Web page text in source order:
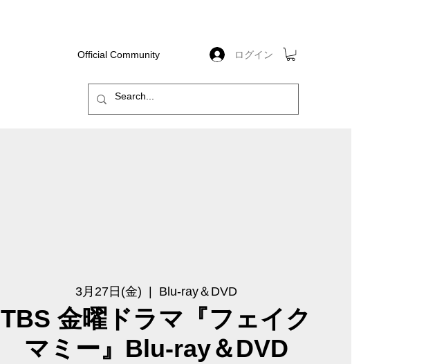
Official Community ログイン
3月27日(金) Blu-ray＆DVD
TBS 金曜ドラマ『フェイク
マミー』Blu-ray＆DVD